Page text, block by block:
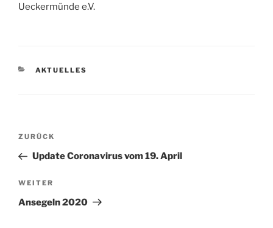
Ueckermünde e.V.
KATEGORIEN
AKTUELLES
Beitragsnavigation
Vorheriger
Beitrag
ZURÜCK
Update Coronavirus vom 19. April
Nächster
Beitrag
WEITER
Ansegeln 2020